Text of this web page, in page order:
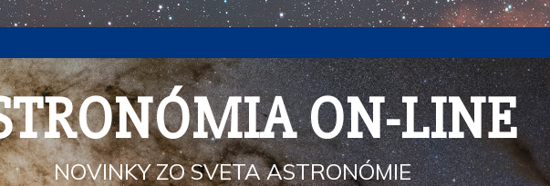
ON-LINE
NOVINKY ZO SVETA ASTRONÓMIE